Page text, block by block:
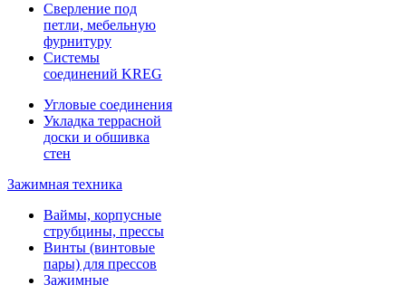
Сверление под
петли, мебельную
фурнитуру
Системы
соединений KREG
Угловые соединения
Укладка террасной
доски и обшивка
стен
Зажимная техника
Ваймы, корпусные
струбцины, прессы
Винты (винтовые
пары) для прессов
Зажимные